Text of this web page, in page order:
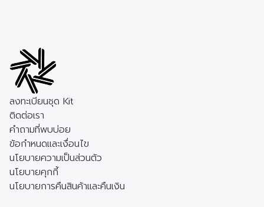
ลงทะเบียนชุด Kit
ติดต่อเรา
คำถามที่พบบ่อย
ข้อกำหนดและเงื่อนไข
นโยบายความเป็นส่วนตัว
นโยบายคุกกี้
นโยบายการคืนสินค้าและคืนเงิน